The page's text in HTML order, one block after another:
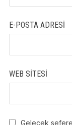
E-POSTA ADRESI
WEB SITESI
Gelecek sefere